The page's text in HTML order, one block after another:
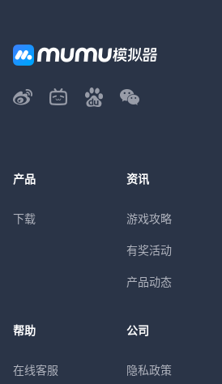
产品
下载
资讯
游戏攻略
有奖活动
产品动态
帮助
在线客服
公司
隐私政策